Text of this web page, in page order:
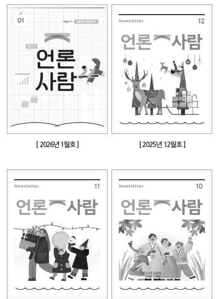
[ 2026년 1월호 ] [ 2025년 12월호 ]